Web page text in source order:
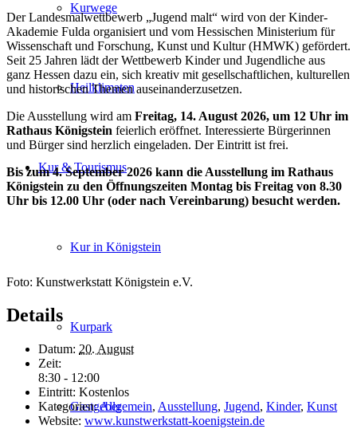
Kurwege
Heilklimaten
Kur & Tourismus
Kur in Königstein
Kurpark
Gastgeber
Der Landesmalwettbewerb „Jugend malt“ wird von der Kinder-
Akademie Fulda organisiert und vom Hessischen Ministerium für
Wissenschaft und Forschung, Kunst und Kultur (HMWK) gefördert.
Seit 25 Jahren lädt der Wettbewerb Kinder und Jugendliche aus
ganz Hessen dazu ein, sich kreativ mit gesellschaftlichen, kulturellen
und historischen Themen auseinanderzusetzen.
Die Ausstellung wird am Freitag, 14. August 2026, um 12 Uhr im
Rathaus Königstein feierlich eröffnet. Interessierte Bürgerinnen
und Bürger sind herzlich eingeladen. Der Eintritt ist frei.
Bis zum 4. September 2026 kann die Ausstellung im Rathaus
Königstein zu den Öffnungszeiten Montag bis Freitag von 8.30
Uhr bis 12.00 Uhr (oder nach Vereinbarung) besucht werden.
Foto: Kunstwerkstatt Königstein e.V.
Details
Datum: 20. August
Zeit:
8:30 - 12:00
Eintritt: Kostenlos
Kategorien:Allgemein, Ausstellung, Jugend, Kinder, Kunst
Website: www.kunstwerkstatt-koenigstein.de